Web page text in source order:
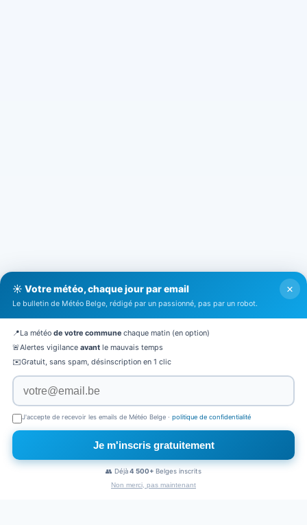
×
Naviguez sans pub
×
☀️ Votre météo, chaque jour par email
Le bulletin de Météo Belge, rédigé par un passionné, pas par un robot.
📍La météo de votre commune chaque matin (en option)
🚨Alertes vigilance avant le mauvais temps
✉️Gratuit, sans spam, désinscription en 1 clic
J'accepte de recevoir les emails de Météo Belge · politique de confidentialité
Je m'inscris gratuitement
👥 Déjà4 500+ Belges inscrits
Non merci, pas maintenant